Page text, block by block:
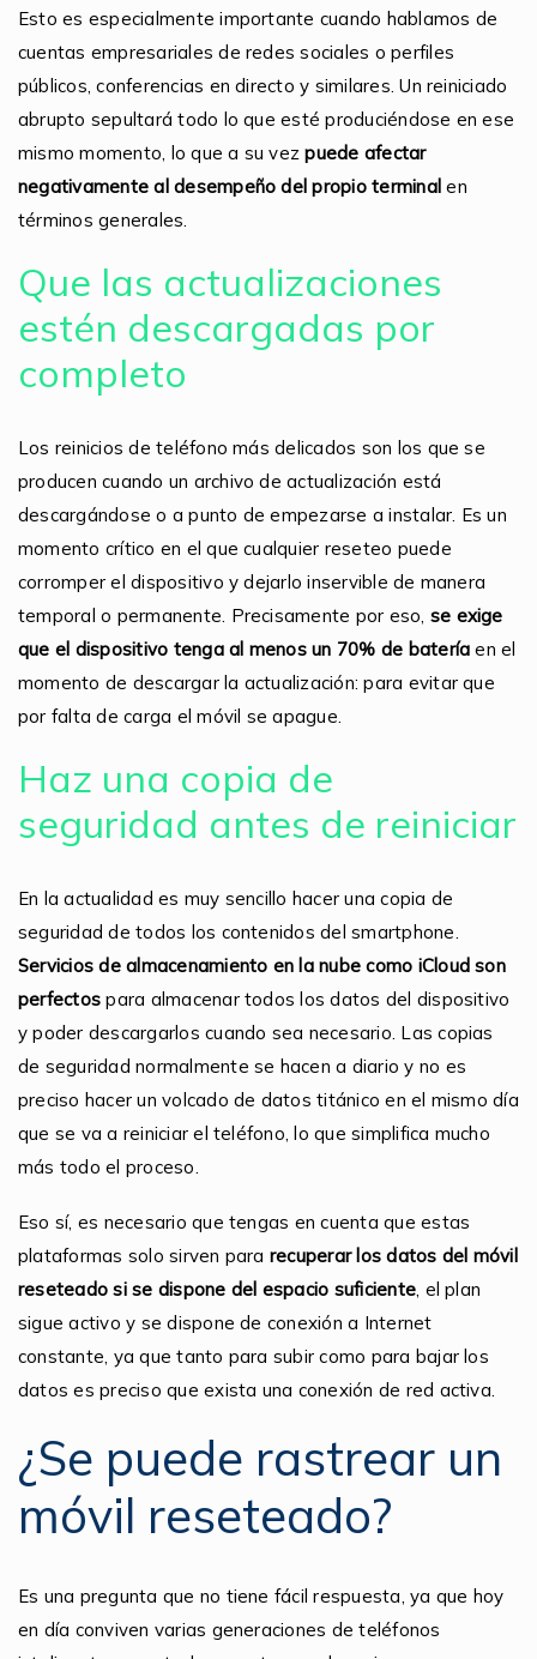
Esto es especialmente importante cuando hablamos de
cuentas empresariales de redes sociales o perfiles
públicos, conferencias en directo y similares. Un reiniciado
abrupto sepultará todo lo que esté produciéndose en ese
mismo momento, lo que a su vezpuede afectar
negativamente al desempeño del propio terminal en
términos generales.
Que las actualizaciones
estén descargadas por
completo
Los reinicios de teléfono más delicados son los que se
producen cuando un archivo de actualización está
descargándose o a punto de empezarse a instalar. Es un
momento crítico en el que cualquier reseteo puede
corromper el dispositivo y dejarlo inservible de manera
temporal o permanente. Precisamente por eso, se exige
que el dispositivo tenga al menos un 70% de batería en el
momento de descargar la actualización: para evitar que
por falta de carga el móvil se apague.
Haz una copia de
seguridad antes de reiniciar
En la actualidad es muy sencillo hacer una copia de
seguridad de todos los contenidos del smartphone.
Servicios de almacenamiento en la nube como iCloud son
perfectos para almacenar todos los datos del dispositivo
y poder descargarlos cuando sea necesario. Las copias
de seguridad normalmente se hacen a diario y no es
preciso hacer un volcado de datos titánico en el mismo día
que se va a reiniciar el teléfono, lo que simplifica mucho
más todo el proceso.
Eso sí, es necesario que tengas en cuenta que estas
plataformas solo sirven para recuperar los datos del móvil
reseteado si se dispone del espacio suficiente , el plan
sigue activo y se dispone de conexión a Internet
constante, ya que tanto para subir como para bajar los
datos es preciso que exista una conexión de red activa.
¿Se puede rastrear un
móvil reseteado?
Es una pregunta que no tiene fácil respuesta, ya que hoy
en día conviven varias generaciones de teléfonos